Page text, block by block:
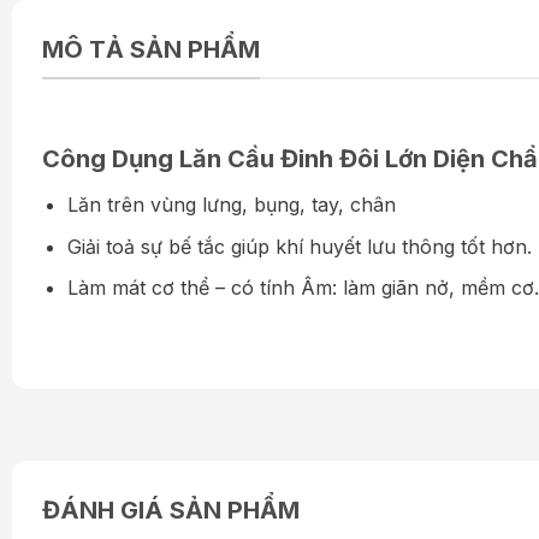
MÔ TẢ SẢN PHẨM
Công Dụng Lăn Cầu Đinh Đôi Lớn Diện
Lăn trên vùng lưng, bụng, tay, chân
Giải toả sự bế tắc giúp khí huyết lưu thông tốt hơn.
Làm mát cơ thể – có tính Âm: làm giãn nở, mềm cơ.
ĐÁNH GIÁ SẢN PHẨM